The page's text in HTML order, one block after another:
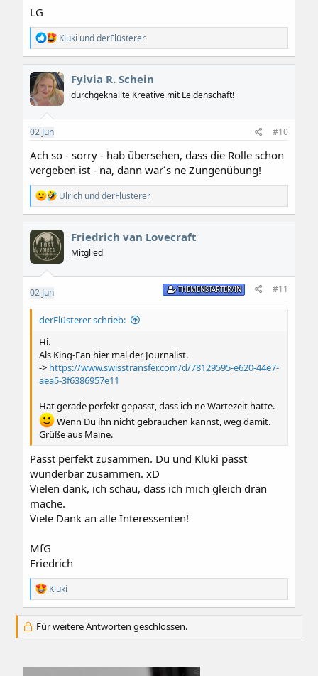
LG
R
e
a
k
t
i
o
n
:
Kluki undderFlüsterer
Fylvia R. Schein
durchgeknallte Kreative mit Leidenschaft!
02 Jun #10
Ach so - sorry - hab übersehen, dass die Rolle schon
vergeben ist - na, dann war´s ne Zungenübung!
R
e
a
k
t
i
o
n
Ulrich undderFlüsterer
Friedrich van Lovecraft
Mitglied
02 Jun THEMENSTARTER/IN #11
derFlüsterer schrieb:
Hi.
Als King-Fan hier mal der Journalist.
-> https://www.swisstransfer.com/d/78129595-e620-44e7-
aea5-3f6386957e11
Hat gerade perfekt gepasst, dass ich ne Wartezeit hatte.
Wenn Du ihn nicht gebrauchen kannst, weg damit.
Grüße aus Maine.
Passt perfekt zusammen. Du und Kluki passt
wunderbar zusammen. xD
Vielen dank, ich schau, dass ich mich gleich dran
mache.
Viele Dank an alle Interessenten!
MfG
Friedrich
R
e
a
t
n
Kluki
Für weitere Antworten geschlossen.